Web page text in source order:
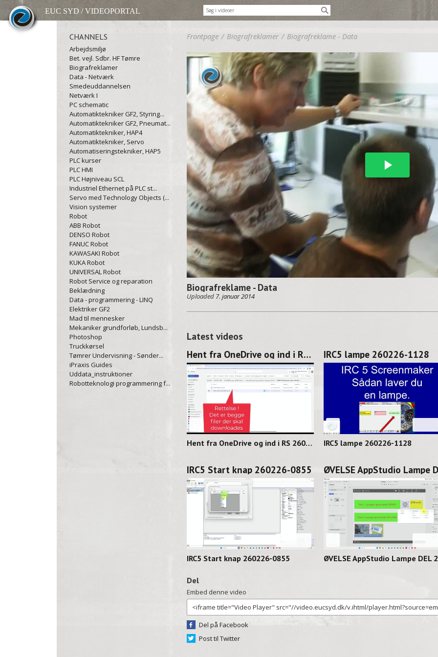
EUC SYD / VIDEOPORTAL
Frontpage / Biografreklamer / Biografreklame - Data
Biografreklame - Data
Uploaded 7. januar 2014
Latest videos
Hent fra OneDrive og ind i RS 260227-1128
Hent fra OneDrive og ind i RS 260227-1128
IRC5 lampe 260226-1128
IRC5 lampe 260226-1128
IRC5 Start knap 260226-0855
IRC5 Start knap 260226-0855
Del
Embed denne video
Del på Facebook
Post til Twitter
CHANNELS
Arbejdsmiljø
Bet. vejl. Sdbr. HF Tømre
Biografreklamer
Data - Netværk
Smedeuddannelsen
Netværk I
PC schematic
Automatiktekniker GF2, Styring...
Automatiktekniker GF2, Pneumat...
Automatiktekniker, HAP4
Automatiktekniker, Servo
Automatiseringstekniker, HAP5
PLC kurser
PLC HMI
PLC Højniveau SCL
Industriel Ethernet på PLC st...
Servo med Technology Objects (...
Vision systemer
Robot
ABB Robot
DENSO Robot
FANUC Robot
KAWASAKI Robot
KUKA Robot
UNIVERSAL Robot
Robot Service og reparation
Beklædning
Data - programmering - LINQ
Elektriker GF2
Mad til mennesker
Mekaniker grundforløb, Lundsb...
Photoshop
Truckkørsel
Tømrer Undervisning - Sønder...
iPraxis Guides
Uddata_instruktioner
Robotteknologi programmering f...